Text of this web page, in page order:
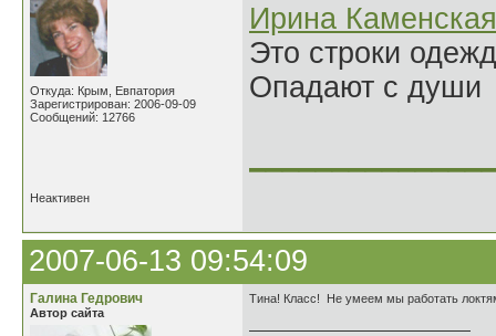
Откуда: Крым, Евпатория
Зарегистрирован: 2006-09-09
Сообщений: 12766
Ирина Каменская
Это строки
Опадают с души
Неактивен
2007-06-13 09:54:09
Галина Гедрович
Автор сайта
Тина! Класс! Не умеем мы работать